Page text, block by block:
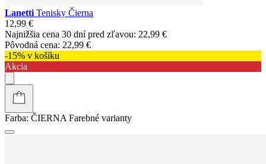
Lanetti Tenisky Čierna
12,99 €
Najnižšia cena 30 dní pred zľavou: 22,99 €
Pôvodná cena: 22,99 €
-15% v košíku
Akcia
Farba: ČIERNA Farebné varianty